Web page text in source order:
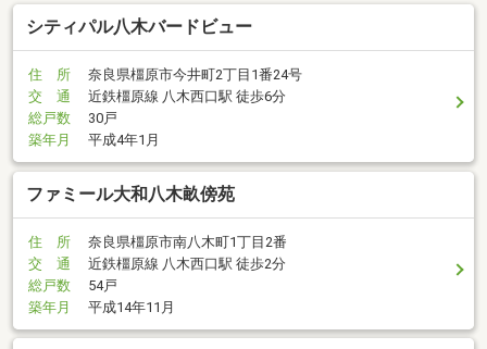
シティパル八木バードビュー
住 所
奈良県橿原市今井町2丁目1番24号
交 通
近鉄橿原線 八木西口駅 徒歩6分
総戸数
30戸
築年月
平成4年1月
ファミール大和八木畝傍苑
住 所
奈良県橿原市南八木町1丁目2番
交 通
近鉄橿原線 八木西口駅 徒歩2分
総戸数
54戸
築年月
平成14年11月